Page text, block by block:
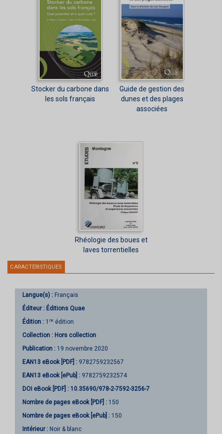
Stocker du carbone dans
les sols français
Guide de gestion des
dunes et des plages
associées
Rhéologie des boues et
laves torrentielles
CARACTÉRISTIQUES
Langue(s) : Français
Éditeur : Éditions Quae
Édition : 1 re édition
Collection : Hors collection
Publication : 19 novembre 2020
EAN13 eBook [PDF] : 9782759232567
EAN13 eBook [ePub] : 9782759232574
DOI eBook [PDF] : 10.35690/978-2-7592-3256-7
Nombre de pages eBook [PDF] : 150
Nombre de pages eBook [ePub] : 150
Intérieur : Noir & blanc